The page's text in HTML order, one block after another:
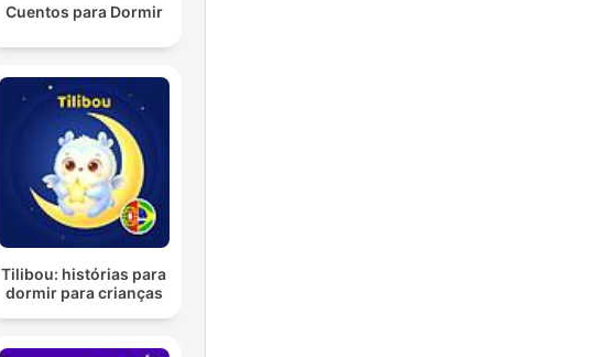
Cuentos para Dormir
Tilibou: histórias para
dormir para crianças